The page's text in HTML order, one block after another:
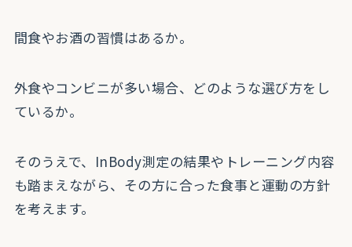
間食やお酒の習慣はあるか。
外食やコンビニが多い場合、どのような選び方をし
ているか。
そのうえで、InBody測定の結果やトレーニング内容
も踏まえながら、その方に合った食事と運動の方針
を考えます。